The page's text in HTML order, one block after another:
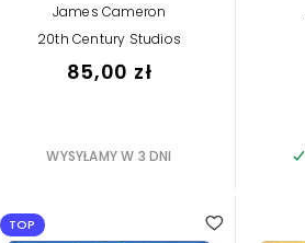
James Cameron
20th Century Studios
85,00 zł
WYSYŁAMY W 3 DNI
TOP